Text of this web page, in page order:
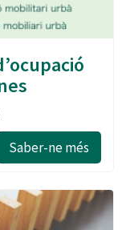
Saber-ne més